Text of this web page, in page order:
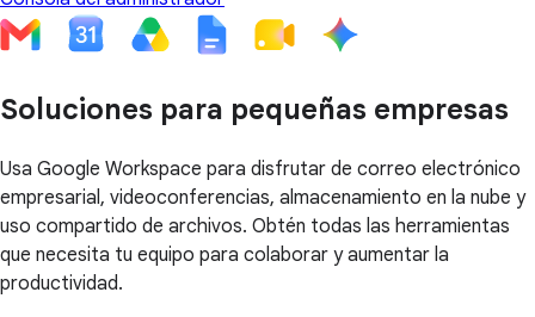
Soluciones para pequeñas empresas
Usa Google Workspace para disfrutar de correo electrónico
empresarial, videoconferencias, almacenamiento en la nube y
uso compartido de archivos. Obtén todas las herramientas
que necesita tu equipo para colaborar y aumentar la
productividad.